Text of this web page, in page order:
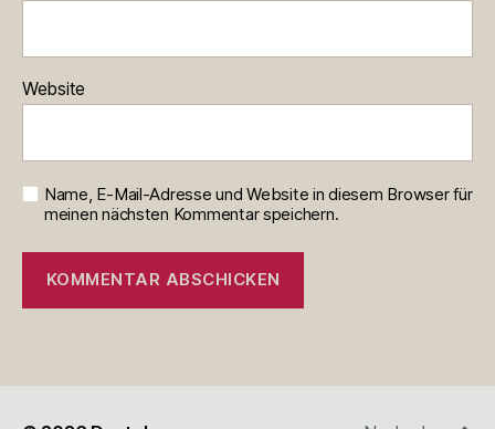
Website
Name, E-Mail-Adresse und Website in diesem Browser für
meinen nächsten Kommentar speichern.